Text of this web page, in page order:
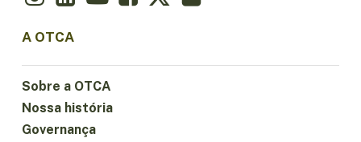
A OTCA
Sobre a OTCA
Nossa história
Governança